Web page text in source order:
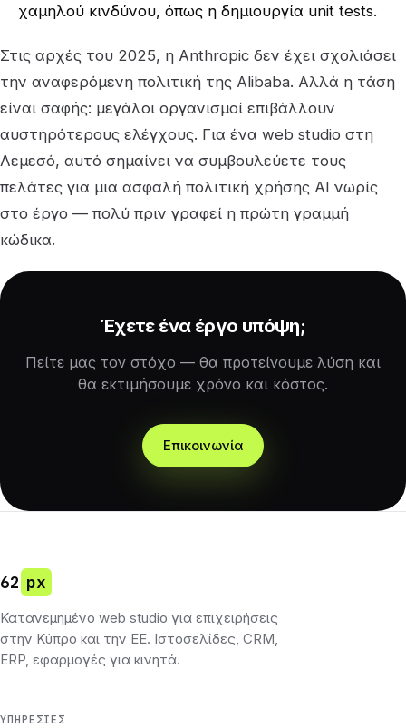
χαμηλού κινδύνου, όπως η δημιουργία unit tests.
Στις αρχές του 2025, η Anthropic δεν έχει σχολιάσει
την αναφερόμενη πολιτική της Alibaba. Αλλά η τάση
είναι σαφής: μεγάλοι οργανισμοί επιβάλλουν
αυστηρότερους ελέγχους. Για ένα web studio στη
Λεμεσό, αυτό σημαίνει να συμβουλεύετε τους
πελάτες για μια ασφαλή πολιτική χρήσης AI νωρίς
στο έργο — πολύ πριν γραφεί η πρώτη γραμμή
κώδικα.
Έχετε ένα έργο υπόψη;
Πείτε μας τον στόχο — θα προτείνουμε λύση και
θα εκτιμήσουμε χρόνο και κόστος.
Επικοινωνία
62 px
Κατανεμημένο web studio για επιχειρήσεις
στην Κύπρο και την ΕΕ. Ιστοσελίδες, CRM,
ERP, εφαρμογές για κινητά.
ΥΠΗΡΕΣΊΕΣ